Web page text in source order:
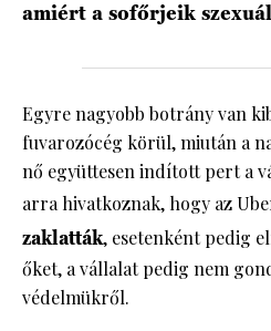
amiért a sofőrjeik
Egyre nagyobb botrány van
fuvarozócég körül, miután a
nő együttesen indított pert a
arra hivatkoznak, hogy az
zaklatták, esetenként pedig
őket, a vállalat pedig nem
védelmükről.